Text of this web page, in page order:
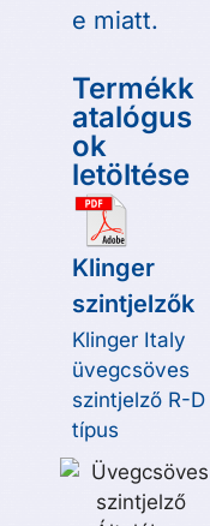
e miatt.
Termékk
atalógus
ok
letöltése
Klinger
szintjelzők
Klinger Italy
üvegcsöves
szintjelző R-D
típus